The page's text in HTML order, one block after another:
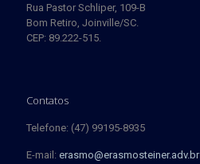
Rua Pastor Schliper, 109-B
Bom Retiro, Joinville/SC.
CEP: 89.222-515.
Contatos
Telefone: (47) 99195-8935
E-mail: erasmo@erasmosteiner.adv.br